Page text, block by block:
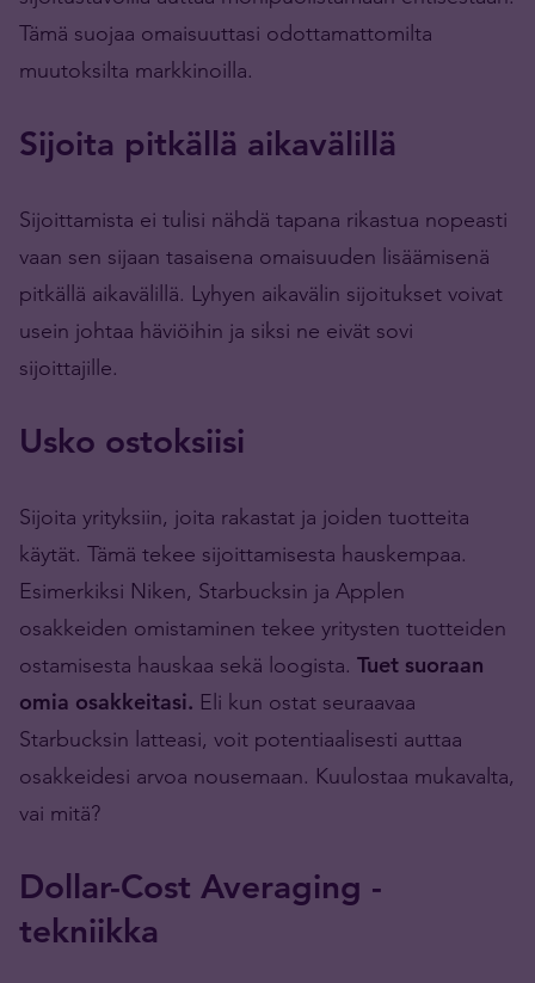
Tämä suojaa omaisuuttasi odottamattomilta
muutoksilta markkinoilla.
Sijoita pitkällä aikavälillä
Sijoittamista ei tulisi nähdä tapana rikastua nopeasti
vaan sen sijaan tasaisena omaisuuden lisäämisenä
pitkällä aikavälillä. Lyhyen aikavälin sijoitukset voivat
usein johtaa häviöihin ja siksi ne eivät sovi
sijoittajille.
Usko ostoksiisi
Sijoita yrityksiin, joita rakastat ja joiden tuotteita
käytät. Tämä tekee sijoittamisesta hauskempaa.
Esimerkiksi Niken, Starbucksin ja Applen
osakkeiden omistaminen tekee yritysten tuotteiden
ostamisesta hauskaa sekä loogista. Tuet suoraan
omia osakkeitasi. Eli kun ostat seuraavaa
Starbucksin latteasi, voit potentiaalisesti auttaa
osakkeidesi arvoa nousemaan. Kuulostaa mukavalta,
vai mitä?
Dollar-Cost Averaging -
tekniikka